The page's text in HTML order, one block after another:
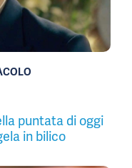
puntata di oggi
in bilico